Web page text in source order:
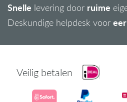
Snelle levering door ruime
Deskundige helpdesk voor
Veilig betalen